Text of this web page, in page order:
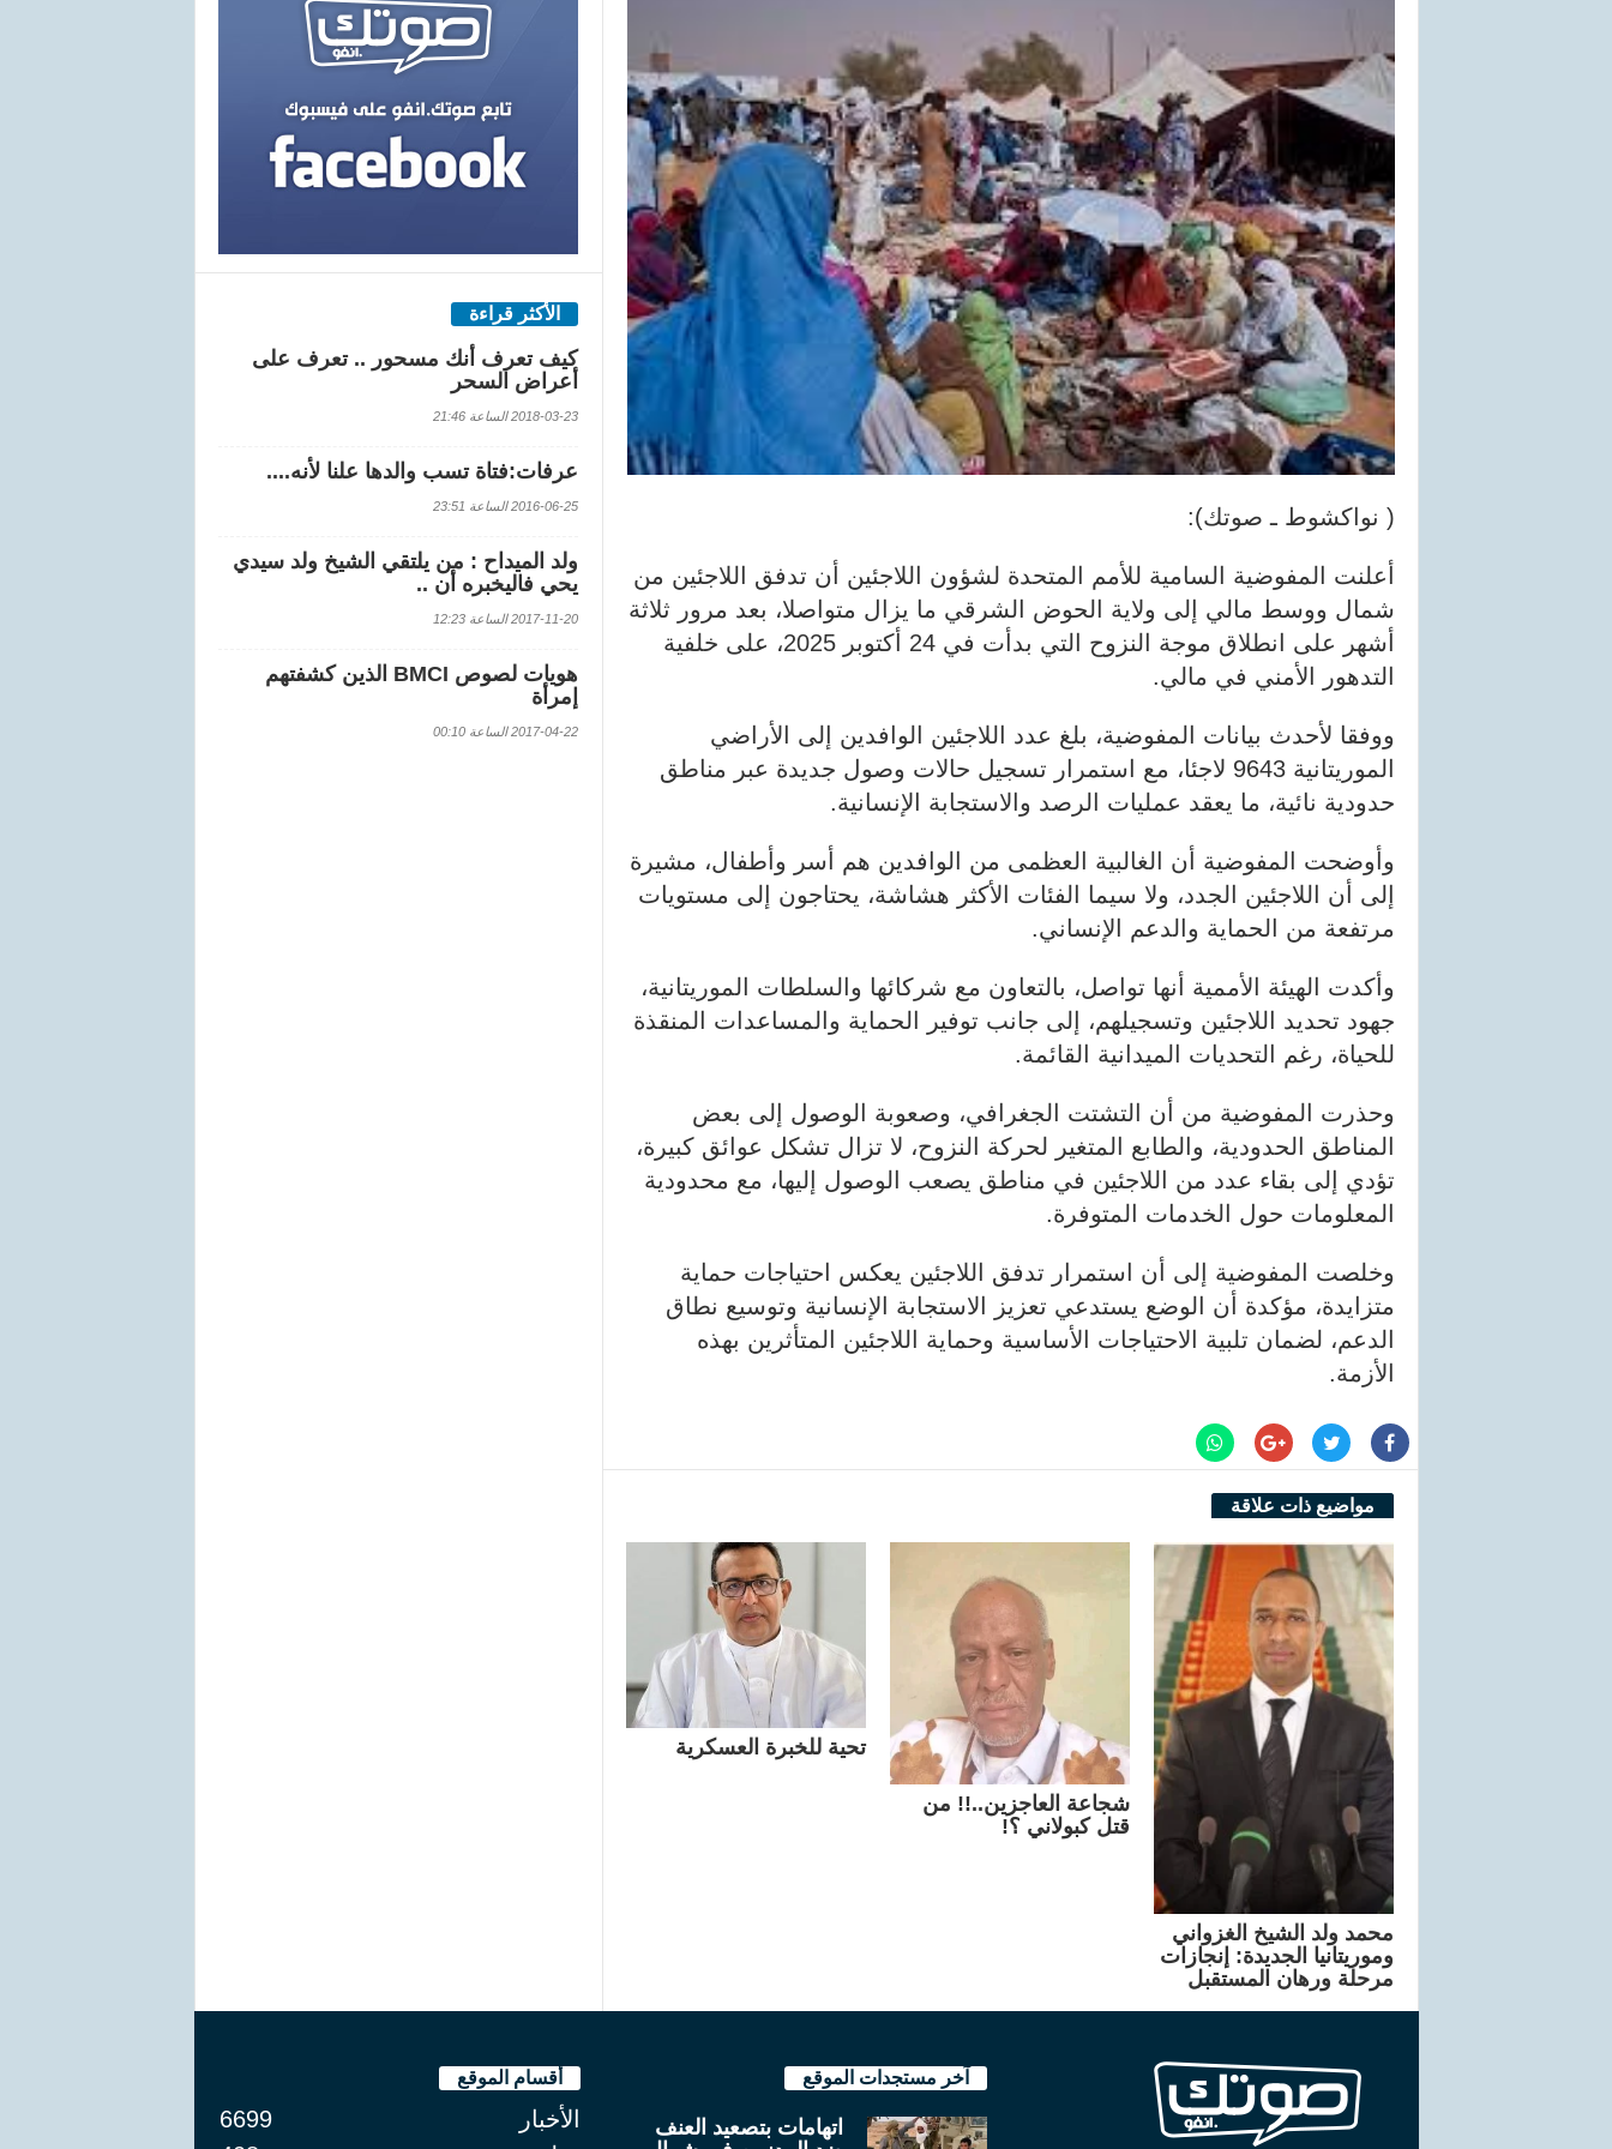
( نواكشوط ـ صوتك):
أعلنت المفوضية السامية للأمم المتحدة لشؤون اللاجئين أن تدفق اللاجئين من
شمال ووسط مالي إلى ولاية الحوض الشرقي ما يزال متواصلا، بعد مرور ثلاثة
أشهر على انطلاق موجة النزوح التي بدأت في 24 أكتوبر 2025، على خلفية
التدهور الأمني في مالي.
ووفقا لأحدث بيانات المفوضية، بلغ عدد اللاجئين الوافدين إلى الأراضي
الموريتانية 9643 لاجئا، مع استمرار تسجيل حالات وصول جديدة عبر مناطق
حدودية نائية، ما يعقد عمليات الرصد والاستجابة الإنسانية.
وأوضحت المفوضية أن الغالبية العظمى من الوافدين هم أسر وأطفال، مشيرة
إلى أن اللاجئين الجدد، ولا سيما الفئات الأكثر هشاشة، يحتاجون إلى مستويات
مرتفعة من الحماية والدعم الإنساني.
وأكدت الهيئة الأممية أنها تواصل، بالتعاون مع شركائها والسلطات الموريتانية،
جهود تحديد اللاجئين وتسجيلهم، إلى جانب توفير الحماية والمساعدات المنقذة
للحياة، رغم التحديات الميدانية القائمة.
وحذرت المفوضية من أن التشتت الجغرافي، وصعوبة الوصول إلى بعض
المناطق الحدودية، والطابع المتغير لحركة النزوح، لا تزال تشكل عوائق كبيرة،
تؤدي إلى بقاء عدد من اللاجئين في مناطق يصعب الوصول إليها، مع محدودية
المعلومات حول الخدمات المتوفرة.
وخلصت المفوضية إلى أن استمرار تدفق اللاجئين يعكس احتياجات حماية
متزايدة، مؤكدة أن الوضع يستدعي تعزيز الاستجابة الإنسانية وتوسيع نطاق
الدعم، لضمان تلبية الاحتياجات الأساسية وحماية اللاجئين المتأثرين بهذه
الأزمة.
مواضيع ذات علاقة
محمد ولد الشيخ الغزواني
وموريتانيا الجديدة: إنجازات
مرحلة ورهان المستقبل
شجاعة العاجزين..!! من
قتل كبولاني ؟!
تحية للخبرة العسكرية
الأكثر قراءة
كيف تعرف أنك مسحور .. تعرف على
أعراض السحر
2018-03-23 الساعة 21:46
عرفات:فتاة تسب والدها علنا لأنه....
2016-06-25 الساعة 23:51
ولد الميداح : من يلتقي الشيخ ولد سيدي
يحي فاليخبره أن ..
2017-11-20 الساعة 12:23
هويات لصوص BMCI الذين كشفتهم
إمرأة
2017-04-22 الساعة 00:10
آخر مستجدات الموقع
اتهامات بتصعيد العنف
أقسام الموقع
الأخبار
6699